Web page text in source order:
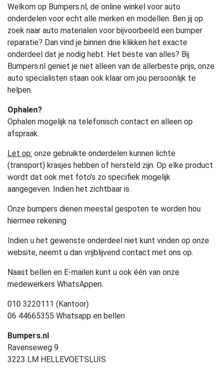
Welkom op Bumpers.nl, de online winkel voor auto
onderdelen voor echt alle merken en modellen. Ben jij op
zoek naar auto materialen voor bijvoorbeeld een bumper
reparatie? Dan vind je binnen drie klikken het exacte
onderdeel dat je nodig hebt. Het beste van alles? Bij
Bumpers.nl geniet je niet alleen van de allerbeste prijs, onze
auto specialisten staan ook klaar om jou persoonlijk te
helpen.
Ophalen?
Ophalen mogelijk na telefonisch contact en alleen op
afspraak.
Let op: onze gebruikte onderdelen kunnen lichte
(transport) krasjes hebben of hersteld zijn. Op elke product
wordt dat ook met foto’s zo specifiek mogelijk
aangegeven. Indien het zichtbaar is.
Onze bumpers dienen meestal gespoten te worden hou
hiermee rekening
Indien u het gewenste onderdeel niet kunt vinden op onze
website, neemt u dan vrijblijvend contact met ons op.
Naast bellen en E-mailen kunt u ook één van onze
medewerkers WhatsAppen.
010 3220111 (Kantoor)
06 44665355 Whatsapp en bellen
Bumpers.nl
Ravenseweg 9
3223 LM HELLEVOETSLUIS